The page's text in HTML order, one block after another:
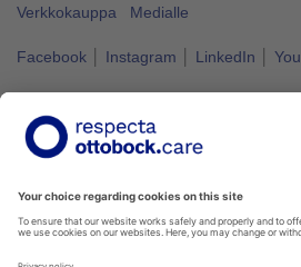
Verkkokauppa
Medialle
Facebook Instagram LinkedIn
Vapaus liikkua kuuluu kaikille.
#VapausLiikkua